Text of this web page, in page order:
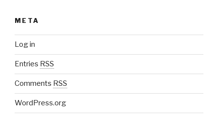
META
Log in
Entries RSS
Comments RSS
WordPress.org